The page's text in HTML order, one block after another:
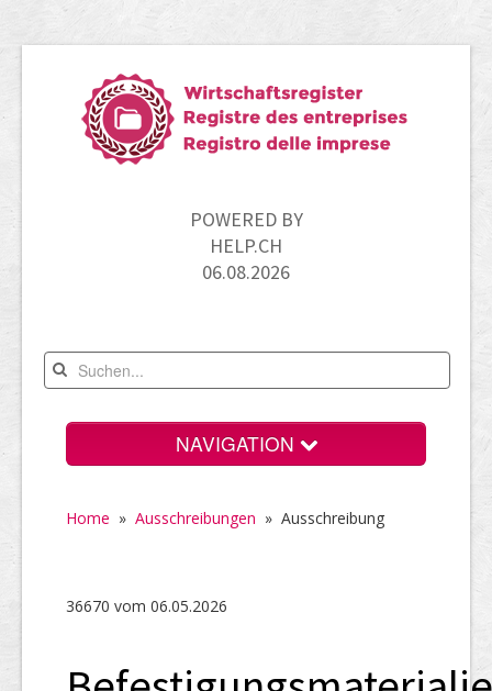
POWERED BY
HELP.CH
06.08.2026
NAVIGATION
UID-Register
Home » Ausschreibungen » Ausschreibung
36670 vom 06.05.2026